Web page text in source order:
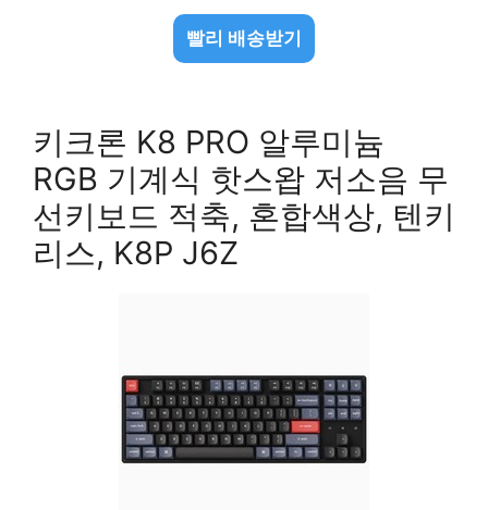
빨리 배송받기
키크론 K8 PRO 알루미늄
RGB 기계식 핫스왑 저소음 무
선키보드 적축, 혼합색상, 텐키
리스, K8P J6Z